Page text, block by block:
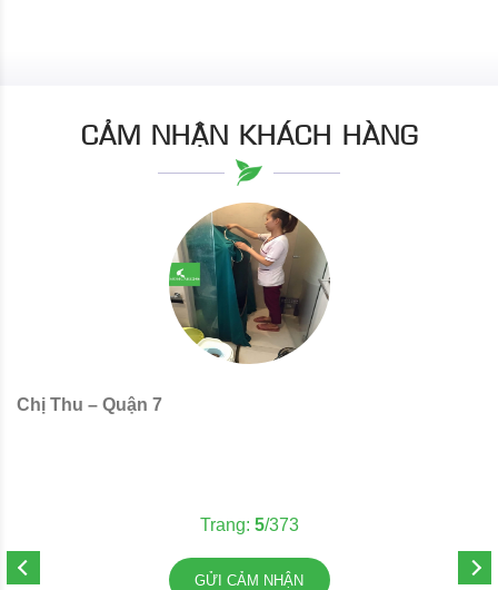
CẢM NHẬN KHÁCH HÀNG
Chị Thu – Quận 7
Trang: 5/373
GỬI CẢM NHẬN